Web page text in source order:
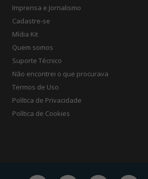
Imprensa e Jornalismo
Cadastre-se
Mídia Kit
Quem somos
Suporte Técnico
Não encontrei o que procurava
Termos de Uso
Política de Privacidade
Política de Cookies